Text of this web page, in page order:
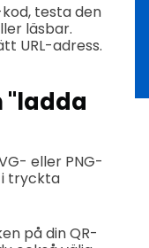
testa den
läsbar.
URL-adress.
"ladda
eller PNG-
tryckta
på din QR-